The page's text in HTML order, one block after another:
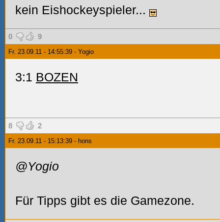
kein Eishockeyspieler...
0 9
Fr. 23.09.11 - 14:55:39 - Yogio
3:1 BOZEN
8 2
Fr. 23.09.11 - 15:13:39 - hons
@Yogio
Für Tipps gibt es die Gamezone.